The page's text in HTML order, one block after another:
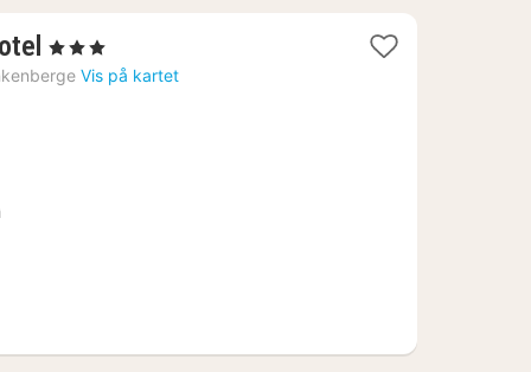
1
natt
, 3 Stjerner
Vis på kartet